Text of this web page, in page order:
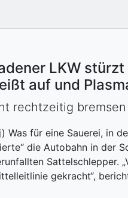
LKW
auf und
rechtzeitig
Was für eine Sauerei, in
die Autobahn in der
Sattelschlepper.
gekracht“,